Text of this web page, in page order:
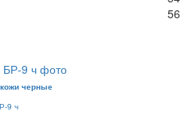
56
черные
9 ч